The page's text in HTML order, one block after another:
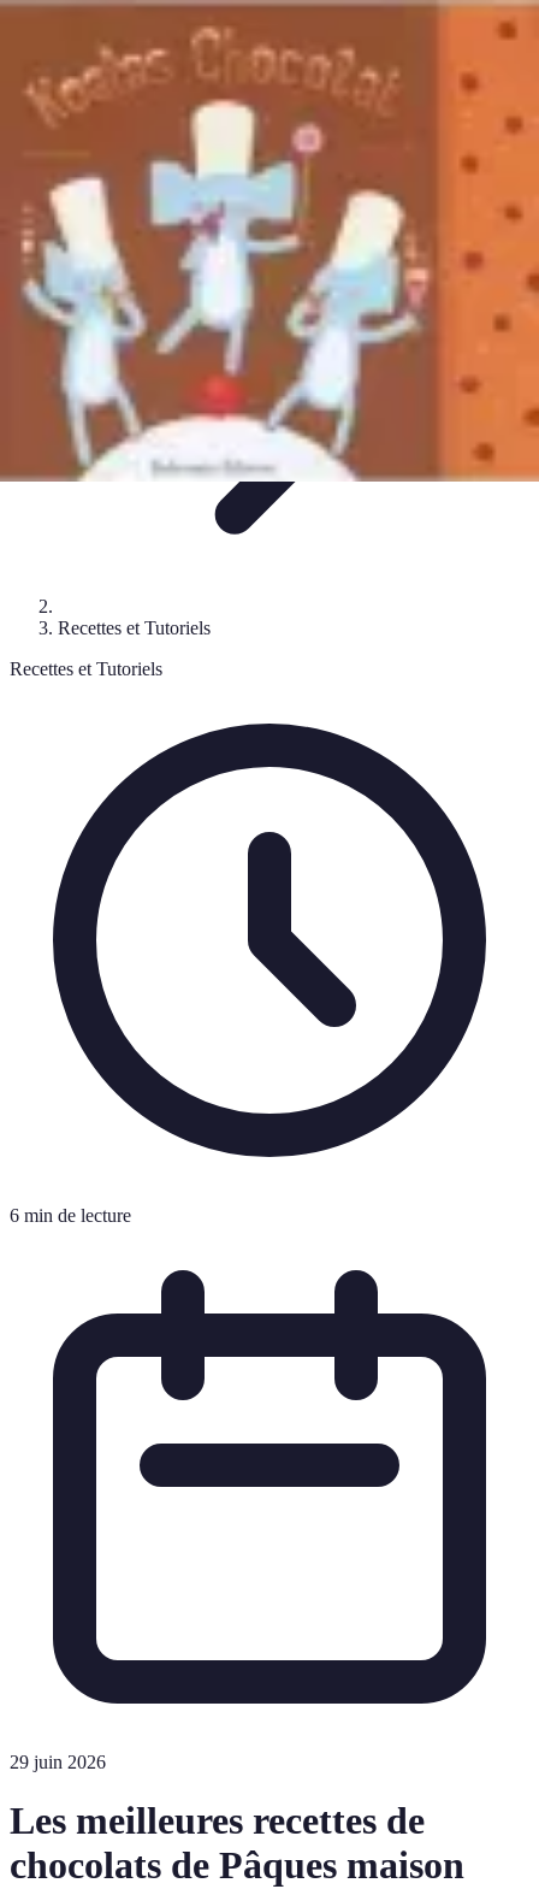
Saveurs et Variétés
Décoration et
PersonnalisationChocolats Bio Recettes et DIY
Recettes et Tutoriels
Recettes et Tutoriels
6 min de lecture
29 juin 2026
Les meilleures recettes de
chocolats de Pâques maison